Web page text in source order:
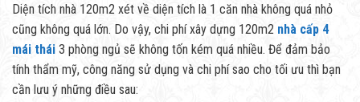
Diện tích nhà 120m2 xét về diện tích là 1 căn nhà không quá nhỏ
cũng không quá lớn. Do vậy, chi phí xây dựng 120m2 nhà cấp 4
mái thái 3 phòng ngủ sẽ không tốn kém quá nhiều. Để đảm bảo
tính thẩm mỹ, công năng sử dụng và chi phí sao cho tối ưu thì bạn
cần lưu ý những điều sau: